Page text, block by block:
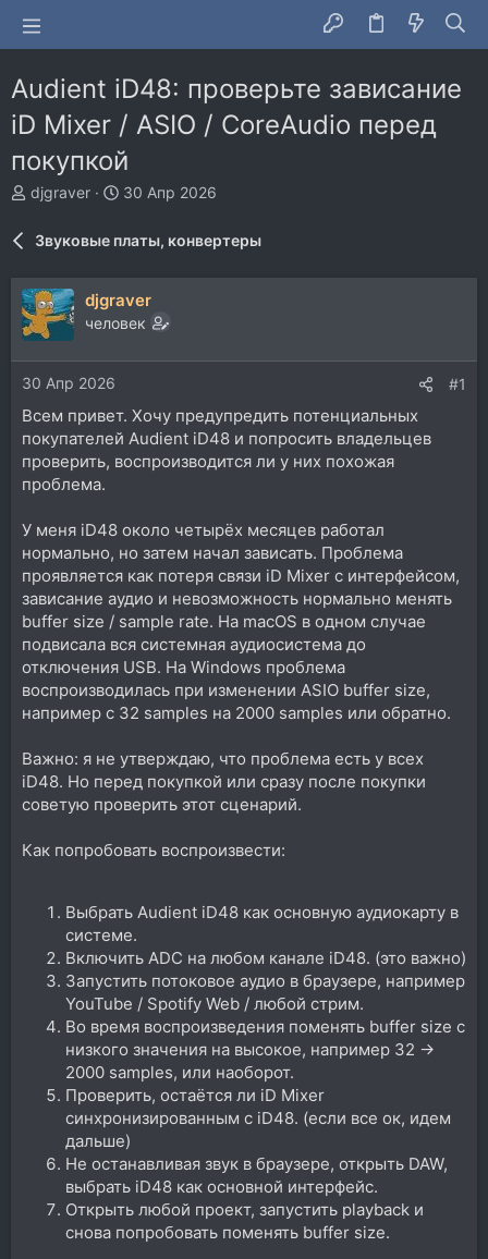
Audient iD48: проверьте зависание
iD Mixer / ASIO / CoreAudio перед
покупкой
А
т
р
т
е
м
djgraver
Д
н
а
30 Апр 2026
Звуковые платы, конвертеры
djgraver
человек
30 Апр 2026 #1
Всем привет. Хочу предупредить потенциальных
покупателей Audient iD48 и попросить владельцев
проверить, воспроизводится ли у них похожая
проблема.
У меня iD48 около четырёх месяцев работал
нормально, но затем начал зависать. Проблема
проявляется как потеря связи iD Mixer с интерфейсом,
зависание аудио и невозможность нормально менять
buffer size / sample rate. На macOS в одном случае
подвисала вся системная аудиосистема до
отключения USB. На Windows проблема
воспроизводилась при изменении ASIO buffer size,
например с 32 samples на 2000 samples или обратно.
Важно: я не утверждаю, что проблема есть у всех
iD48. Но перед покупкой или сразу после покупки
советую проверить этот сценарий.
Как попробовать воспроизвести:
Выбрать Audient iD48 как основную аудиокарту в
системе.
Включить ADC на любом канале iD48. (это важно)
Запустить потоковое аудио в браузере, например
YouTube / Spotify Web / любой стрим.
Во время воспроизведения поменять buffer size с
низкого значения на высокое, например 32 →
2000 samples, или наоборот.
Проверить, остаётся ли iD Mixer
синхронизированным с iD48. (если все ок, идем
дальше)
Не останавливая звук в браузере, открыть DAW,
выбрать iD48 как основной интерфейс.
Открыть любой проект, запустить playback и
снова попробовать поменять buffer size.